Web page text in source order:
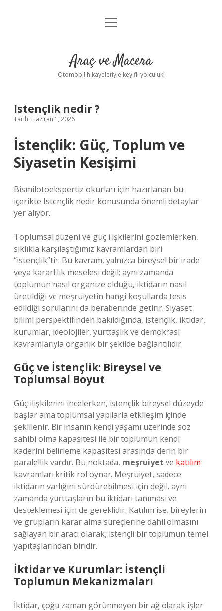
Anasayfa
Yasal Uyarı
menüyü
Araç ve Macera
Otomobil hikayeleriyle keyifli yolculuk!
Istençlik nedir ?
Tarih: Haziran 1, 2026
İstençlik: Güç, Toplum ve
Siyasetin Kesişimi
Bismilotoekspertiz okurları için hazırlanan bu
içerikte Istençlik nedir konusunda önemli detaylar
yer alıyor.
Toplumsal düzeni ve güç ilişkilerini gözlemlerken,
sıklıkla karşılaştığımız kavramlardan biri
“istençlik”tir. Bu kavram, yalnızca bireysel bir irade
veya kararlılık meselesi değil; aynı zamanda
toplumun nasıl organize olduğu, iktidarın nasıl
üretildiği ve meşruiyetin hangi koşullarda tesis
edildiği sorularını da beraberinde getirir. Siyaset
bilimi perspektifinden bakıldığında, istençlik, iktidar,
kurumlar, ideolojiler, yurttaşlık ve demokrasi
kavramlarıyla organik bir şekilde bağlantılıdır.
Güç ve İstençlik: Bireysel ve
Toplumsal Boyut
Güç ilişkilerini incelerken, istençlik bireysel düzeyde
başlar ama toplumsal yapılarla etkileşim içinde
şekillenir. Bir insanın kendi yaşamı üzerinde söz
sahibi olma kapasitesi ile bir toplumun kendi
kaderini belirleme kapasitesi arasında derin bir
paralellik vardır. Bu noktada, meşruiyet ve katılım
kavramları kritik rol oynar. Meşruiyet, sadece
iktidarın varlığını sürdürebilmesi için değil, aynı
zamanda yurttaşların bu iktidarı tanıması ve
desteklemesi için de gereklidir. Katılım ise, bireylerin
ve grupların karar alma süreçlerine dahil olmasını
sağlayan bir aracı olarak, istençli bir toplumun temel
yapıtaşlarından biridir.
İktidar ve Kurumlar: İstençli
Toplumun Mekanizmaları
İktidar, çoğu zaman görünmeyen bir ağ olarak işler